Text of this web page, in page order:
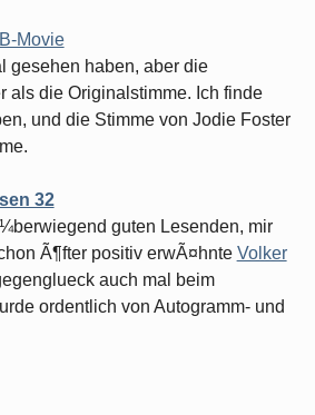
B-Movie
gesehen haben, aber die
als die Originalstimme. Ich finde
und die Stimme von Jodie Foster
32
guten Lesenden, mir
Ã¶fter positiv erwÃ¤hnte Volker
auch mal beim
ordentlich von Autogramm- und